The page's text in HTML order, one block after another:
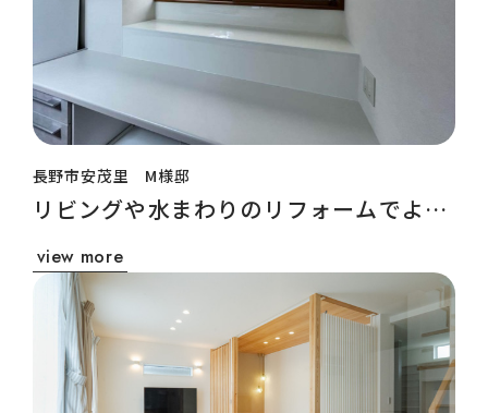
長野市安茂里 M様邸
リビングや水まわりのリフォームでより
良い暮らしに
view more